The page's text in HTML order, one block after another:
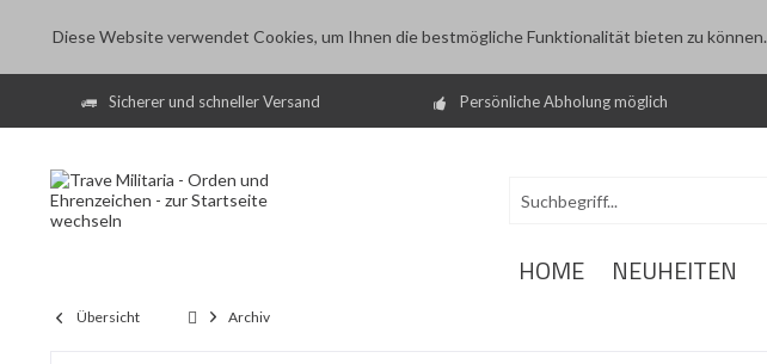
Diese Website verwendet Cookies, um Ihnen die bestmögliche Funktionalität bieten zu können.
Sicherer und schneller Versand Persönliche Abholung möglich
HOME NEUHEITEN
Übersicht Archiv